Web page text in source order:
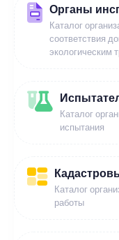
Органы
Каталог
соответствия
экологическим
Каталог
испытания
Каталог
работы